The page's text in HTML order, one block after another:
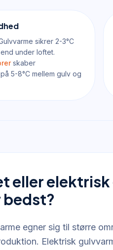
sikrer 2-3°C
under loftet.
skaber
5-8°C mellem gulv og
eller
bedst?
egner sig til større
Elektrisk